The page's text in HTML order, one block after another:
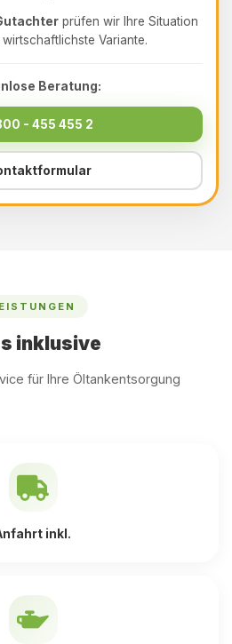
prüfen wir Ihre Situation
Variante.
Beratung:
- 455 455 2
inklusive
für Ihre Öltankentsorgung
inkl.